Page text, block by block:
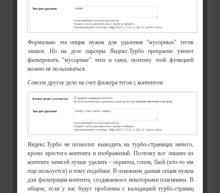
Формально эта опция нужна для удаления "мусорных" тегов
записи. Но на деле парсеры Яндекс.Турбо прекрасно умеют
фильтровать "мусорные" теги и сами, поэтому этой функцией
можно не пользоваться.
Совсем другое дело на счет фильтра тегов с контентом:
Яндекс.Турбо не позволит выводить на турбо-страницах ничего,
кроме простого контента и изображений. Поэтому все лишнее из
контента записей лучше удалить – скрипты, стили, flash (кто-то им
еще пользуется) и тому подобное. В основном данная опция нужна
для фильтрации контента, создаваемого некоторыми плагинами. В
общем, если у вас будут проблемы с валидацией турбо-страниц